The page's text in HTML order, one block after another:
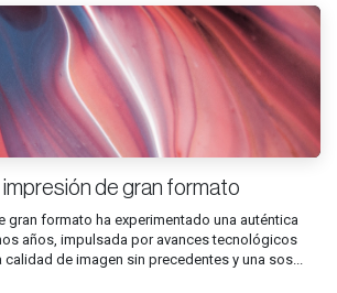
impresión de gran formato
gran formato ha experimentado una auténtica
años, impulsada por avances tecnológicos
de imagen sin precedentes y una sos...